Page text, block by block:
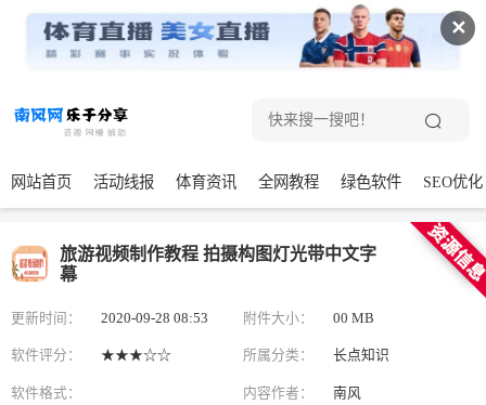
✕
网站首页 活动线报 体育资讯 全网教程 绿色软件 SEO优化
旅游视频制作教程 拍摄构图灯光带中文字
幕
更新时间： 2020-09-28 08:53 附件大小： 00 MB
软件评分： ★★★☆☆ 所属分类： 长点知识
软件格式： 内容作者： 南风